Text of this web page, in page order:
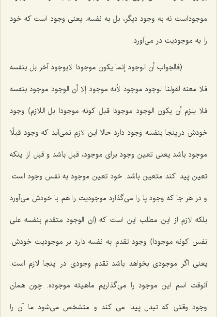
موجوداست نه به وجود دیگر، بل به نفسه. یعنى وجود است كه خود
را به موجودیت در مى‌آورد.
(فالجواب أن الوجود إنما یکون موجودا لابوجود آخر بل بنفسه
فلا معنه لقولنا الوجود موجود لأنه موجود إلا أن الوجود موجود بنفسه
فلا یلزم أن یکون الوجود موجودا قبل کونه موجودا بل اللازم) وجود
خودش دراینجا بنفسه وجود دارد حالا این لازم نمى‌آید كه وجود قبلًا
موجود باشد یعنى تعین وجود براى موجود، قبل باشد و قبل از اینكه
تعین پیدا كند متعین باشد. خود تعین موجود به نفس وجود است.
و در هر جا كه وجود پا را مى‌گذارد موجودیت را هم با خودش مى‌آورد
بلكه لازم از این مطلب این است كه (ان الوجود متقدم بنفسه على
نفس کونه موجودا) وجود تقدم به نفسه دارد بر موجودیت خودش.
یعنى اگر موجودى بخواهد باشد تقدم وجودى در اینجا لازم است.
آنوقت اسم این موجود را مى‌گذاریم ماهیته موجوده. چون همان
وجود وقتى كه تبدل پیدا مى كند و متشخص مى‌شود ما آن را